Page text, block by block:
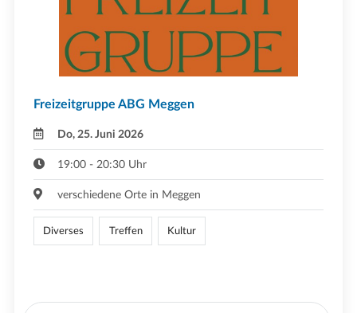
Freizeitgruppe ABG Meggen
Do, 25. Juni 2026
19:00 - 20:30 Uhr
verschiedene Orte in Meggen
Diverses Treffen Kultur